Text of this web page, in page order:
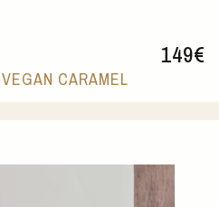
149€
CARAMEL